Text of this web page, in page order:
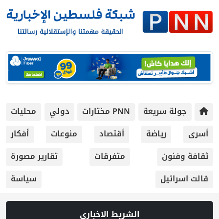
جولة سريعة PNN مختارات دولي
محليات
أسرى
رياضة أقتصاد منوعات
أفكار
ثقافة وفنون
متفرقات
تقارير مصورة
قالت اسرائيل
سياسة
الشريط الاخباري